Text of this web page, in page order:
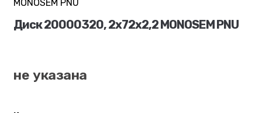
MONOSEM PNU
Диск 20000320, 2х72х2,2 MONOSEM PNU
не указана